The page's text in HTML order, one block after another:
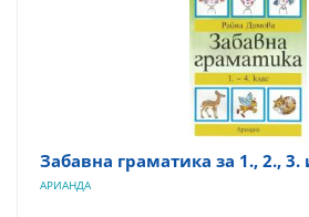
Забавна граматика за 1., 2., 3.
АРИАНДА